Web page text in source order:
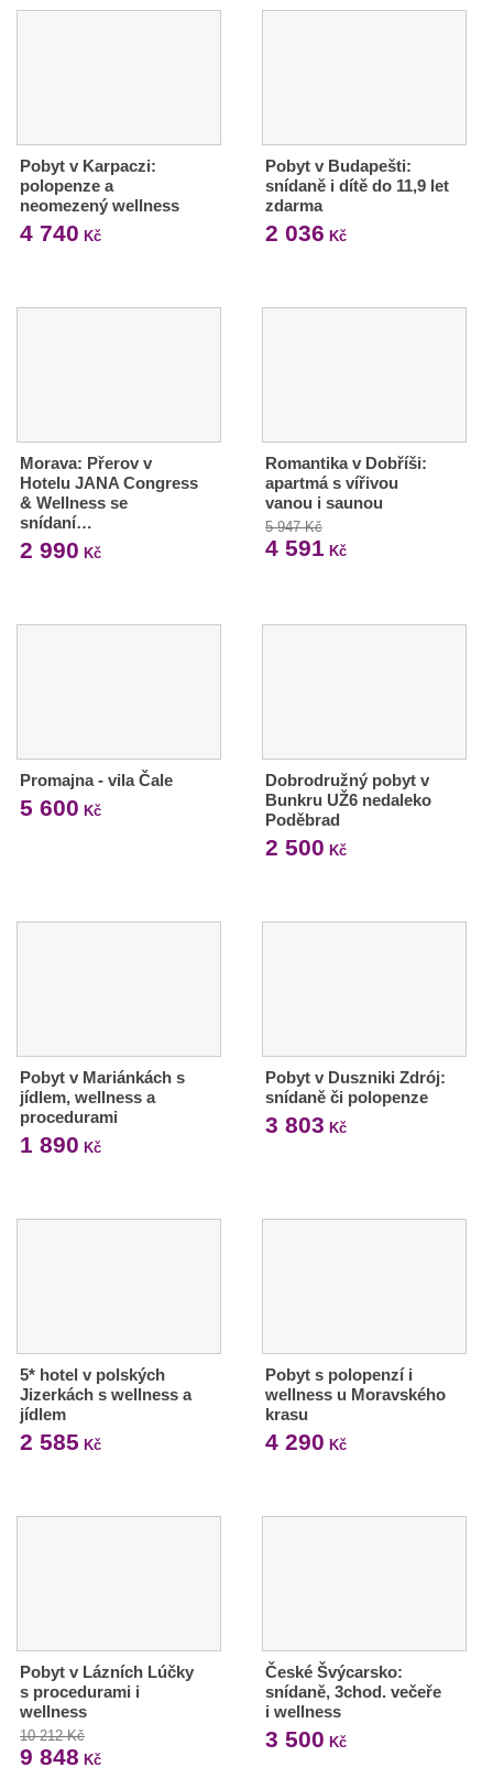
Pobyt v Karpaczi:
polopenze a
neomezený wellness
4 740 Kč
Pobyt v Budapešti:
snídaně i dítě do 11,9 let
zdarma
2 036 Kč
Morava: Přerov v
Hotelu JANA Congress
& Wellness se
snídaní…
2 990 Kč
Romantika v Dobříši:
apartmá s vířivou
vanou i saunou
5 947 Kč
4 591 Kč
Promajna - vila Čale
5 600 Kč
Dobrodružný pobyt v
Bunkru UŽ6 nedaleko
Poděbrad
2 500 Kč
Pobyt v Mariánkách s
jídlem, wellness a
procedurami
1 890 Kč
Pobyt v Duszniki Zdrój:
snídaně či polopenze
3 803 Kč
5* hotel v polských
Jizerkách s wellness a
jídlem
2 585 Kč
Pobyt s polopenzí i
wellness u Moravského
krasu
4 290 Kč
Pobyt v Lázních Lúčky
s procedurami i
wellness
10 212 Kč
9 848 Kč
České Švýcarsko:
snídaně, 3chod. večeře
i wellness
3 500 Kč